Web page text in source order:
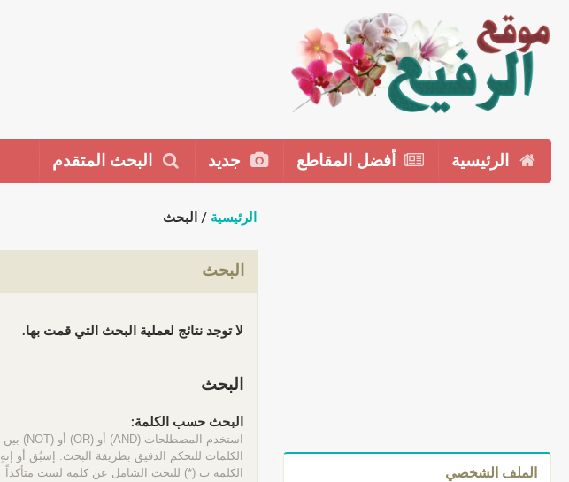
الرئيسية أفضل المقاطع جديد البحث المتقدم
الملف الشخصي
الرئيسية / البحث
البحث
لا توجد نتائج لعملية البحث التي قمت بها.
البحث
البحث حسب الكلمة:
استخدم المصطلحات (AND) أو (OR) أو (NOT) بين
الكلمات للتحكم الدقيق بطريقة البحث. إسبُق أو إنهٍ
الكلمة ب (*) للبحث الشامل عن كلمة لست متأكداً